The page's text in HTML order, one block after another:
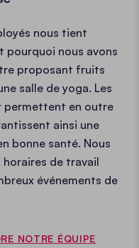
nous tient
nous avons
proposant fruits
salle de yoga. Les
permettent en outre
ainsi une
bonne santé. Nous
de travail
événements de
NOTRE ÉQUIPE